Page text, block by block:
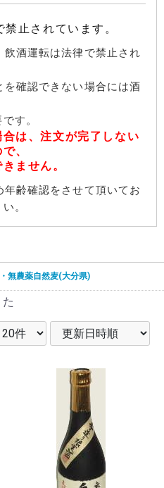
止されています。
酒運転は法律で禁止され
確認できない場合には酒
す。
は、注文が完了しない
、
ません。
齢確認をさせて頂いてお
。
無農薬自然麦(大分県)